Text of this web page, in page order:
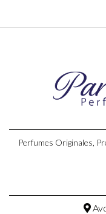
Perfumes Originales,